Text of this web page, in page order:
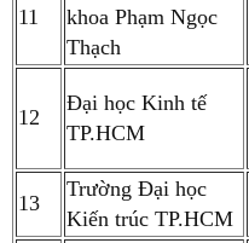
11
khoa Phạm Ngọc
Thạch
12
Đại học Kinh tế
TP.HCM
13
Trường Đại học
Kiến trúc TP.HCM